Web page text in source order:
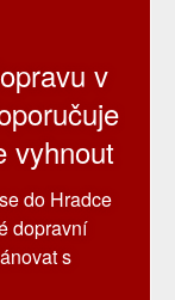
v
vyhnout
do Hradce
dopravní
s